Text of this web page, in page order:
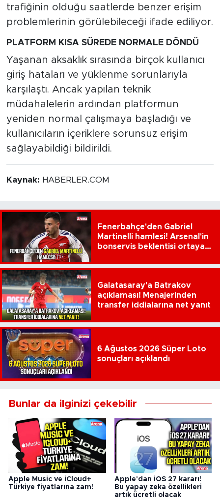
trafiğinin olduğu saatlerde benzer erişim
problemlerinin görülebileceği ifade ediliyor.
PLATFORM KISA SÜREDE NORMALE DÖNDÜ
Yaşanan aksaklık sırasında birçok kullanıcı
giriş hataları ve yüklenme sorunlarıyla
karşılaştı. Ancak yapılan teknik
müdahalelerin ardından platformun
yeniden normal çalışmaya başladığı ve
kullanıcıların içeriklere sorunsuz erişim
sağlayabildiği bildirildi.
Kaynak: HABERLER.COM
Fenerbahçe'den Gabriel
Martinelli hamlesi! Arsenal'in
bonservis beklentisi ortaya
Galatasaray'a Batrakov
açıklaması! Menajerinden
transfer iddialarına net yanıt
6 Ağustos 2026 Süper Loto
sonuçları açıklandı
Bunlar da ilginizi çekebilir
Apple Music ve iCloud+
Türkiye fiyatlarına zam!
Apple'dan iOS 27 kararı!
Bu yapay zeka özellikleri
artık ücretli olacak